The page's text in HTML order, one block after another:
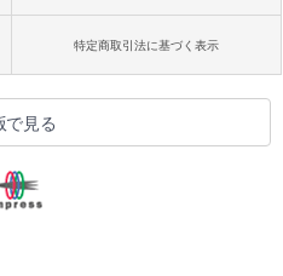
特定商取引法に基づく表示
で見る